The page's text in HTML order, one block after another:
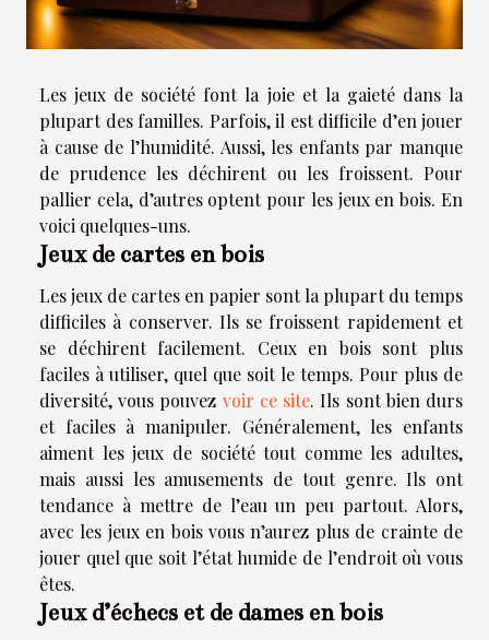
Les jeux de société font la joie et la gaieté dans la
plupart des familles. Parfois, il est difficile d’en jouer
à cause de l’humidité. Aussi, les enfants par manque
de prudence les déchirent ou les froissent. Pour
pallier cela, d’autres optent pour les jeux en bois. En
voici quelques-uns.
Jeux de cartes en bois
Les jeux de cartes en papier sont la plupart du temps
difficiles à conserver. Ils se froissent rapidement et
se déchirent facilement. Ceux en bois sont plus
faciles à utiliser, quel que soit le temps. Pour plus de
diversité, vous pouvez voir ce site. Ils sont bien durs
et faciles à manipuler. Généralement, les enfants
aiment les jeux de société tout comme les adultes,
mais aussi les amusements de tout genre. Ils ont
tendance à mettre de l’eau un peu partout. Alors,
avec les jeux en bois vous n’aurez plus de crainte de
jouer quel que soit l’état humide de l’endroit où vous
êtes.
Jeux d’échecs et de dames en bois